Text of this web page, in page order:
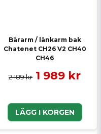
Bärarm / länkarm bak
Chatenet CH26 V2 CH40
CH46
2 189 kr 1 989 kr
LÄGG I KORGEN